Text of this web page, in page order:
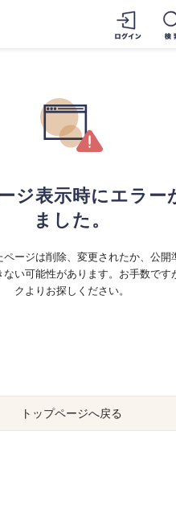
ジ表示時にエラー
ました。
ージは削除、変更されたか、公開
い可能性があります。お手数です
クよりお探しください。
トップページへ戻る